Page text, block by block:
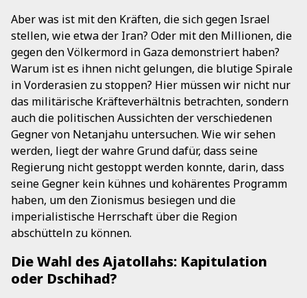
Aber was ist mit den Kräften, die sich gegen Israel
stellen, wie etwa der Iran? Oder mit den Millionen, die
gegen den Völkermord in Gaza demonstriert haben?
Warum ist es ihnen nicht gelungen, die blutige Spirale
in Vorderasien zu stoppen? Hier müssen wir nicht nur
das militärische Kräfteverhältnis betrachten, sondern
auch die politischen Aussichten der verschiedenen
Gegner von Netanjahu untersuchen. Wie wir sehen
werden, liegt der wahre Grund dafür, dass seine
Regierung nicht gestoppt werden konnte, darin, dass
seine Gegner kein kühnes und kohärentes Programm
haben, um den Zionismus besiegen und die
imperialistische Herrschaft über die Region
abschütteln zu können.
Die Wahl des Ajatollahs: Kapitulation
oder Dschihad?